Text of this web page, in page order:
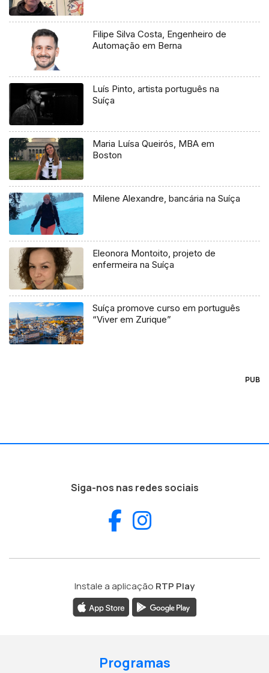
Filipe Silva Costa, Engenheiro de
Automação em Berna
Luís Pinto, artista português na
Suíça
Maria Luísa Queirós, MBA em
Boston
Milene Alexandre, bancária na Suíça
Eleonora Montoito, projeto de
enfermeira na Suíça
Suíça promove curso em português
“Viver em Zurique”
PUB
Siga-nos nas redes sociais
Facebook
Instale a aplicação RTP Play
Programas